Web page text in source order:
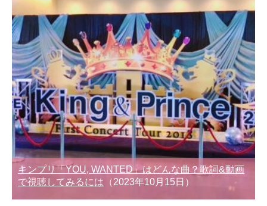
キンプリ「YOU, WANTED」はどんな曲？歌詞&動画
で視聴してみるには （2023年10月15日）